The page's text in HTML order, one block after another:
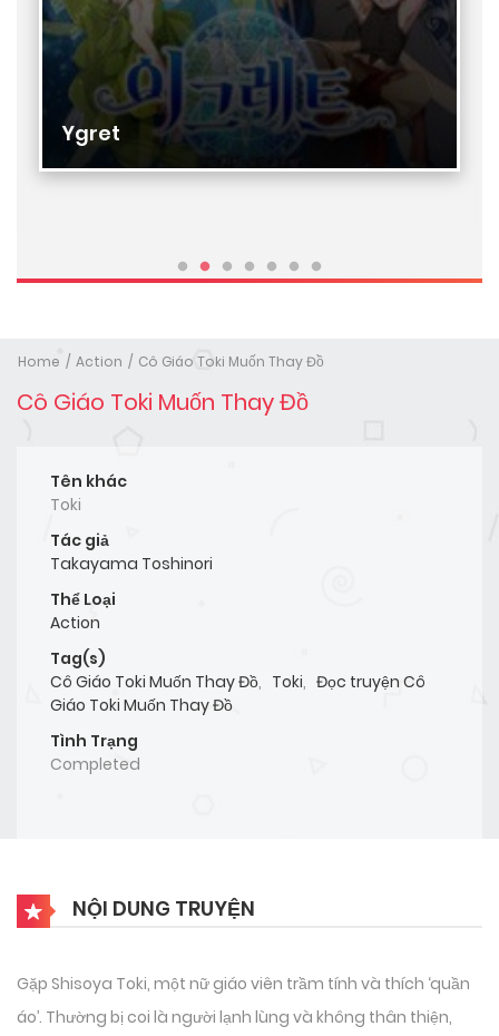
Ygret
Home Action Cô Giáo Toki Muốn Thay Đồ
Cô Giáo Toki Muốn Thay Đồ
Tên khác
Toki
Tác giả
Takayama Toshinori
Thể Loại
Action
Tag(s)
Cô Giáo Toki Muốn Thay Đồ, Toki, Đọc truyện Cô
Giáo Toki Muốn Thay Đồ
Tình Trạng
Completed
NỘI DUNG TRUYỆN
Gặp Shisoya Toki, một nữ giáo viên trầm tính và thích ‘quần
áo’. Thường bị coi là người lạnh lùng và không thân thiện,